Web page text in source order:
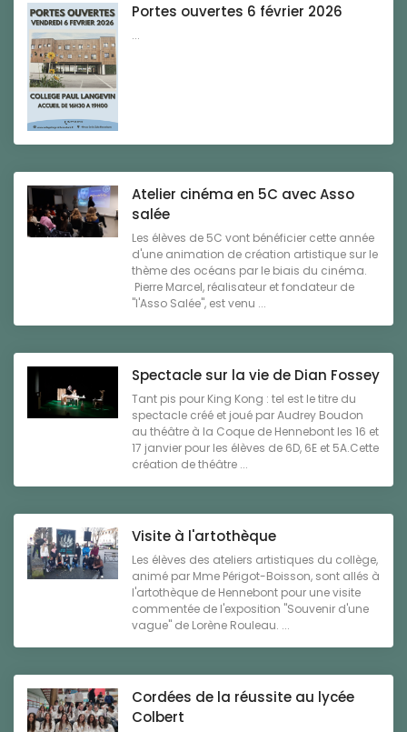
Portes ouvertes 6 février 2026
...
Atelier cinéma en 5C avec Asso
salée
Les élèves de 5C vont bénéficier cette année
d'une animation de création artistique sur le
thème des océans par le biais du cinéma.
Pierre Marcel, réalisateur et fondateur de
"l'Asso Salée", est venu ...
Spectacle sur la vie de Dian Fossey
Tant pis pour King Kong : tel est le titre du
spectacle créé et joué par Audrey Boudon
au théâtre à la Coque de Hennebont les 16 et
17 janvier pour les élèves de 6D, 6E et 5A.Cette
création de théâtre ...
Visite à l'artothèque
Les élèves des ateliers artistiques du collège,
animé par Mme Périgot-Boisson, sont allés à
l'artothèque de Hennebont pour une visite
commentée de l'exposition "Souvenir d'une
vague" de Lorène Rouleau. ...
Cordées de la réussite au lycée
Colbert